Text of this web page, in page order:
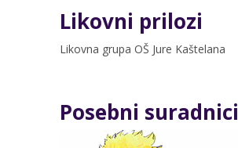
Likovni prilozi
Likovna grupa OŠ Jure Kaštelana
Posebni suradnici